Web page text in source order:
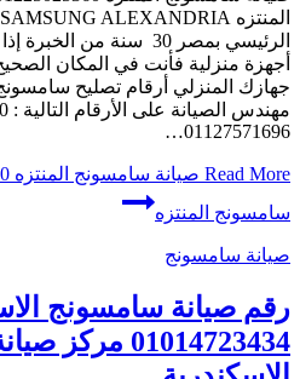
الرئيسي بمصر 30 سنة
أجهزة منزلية فأنت في المكان
جهازك المنزلي أرقام تصليح
01127571696…
Read More
سامسونج المنتزه
صيانة سامسونج
رقم صيانة سامسونج
01014723434